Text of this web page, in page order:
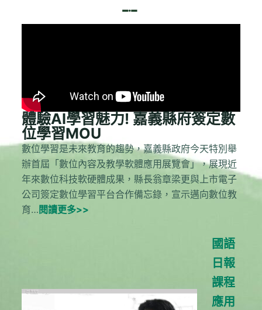
體驗AI學習魅力! 嘉義縣府簽定數
位學習MOU
數位學習是未來教育的趨勢，嘉義縣政府今天特別舉
辦首屆「數位內容及教學軟體應用展覽會」，展現近
年來數位科技軟硬體成果，縣長翁章梁更與上市電子
公司簽定數位學習平台合作備忘錄，宣示邁向數位教
育… 閱讀更多>>
國語
日報
課程
應用